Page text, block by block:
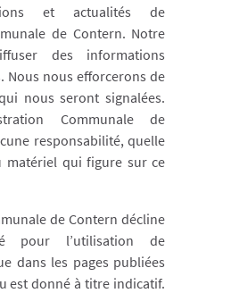
et actualités de
de Contern. Notre
des informations
Nous nous efforcerons de
nous seront signalées.
Communale de
responsabilité, quelle
matériel qui figure sur ce
deContern ​ ​​​décline
pour l’utilisation de
dans les pages publiées
est donné à titre indicatif.